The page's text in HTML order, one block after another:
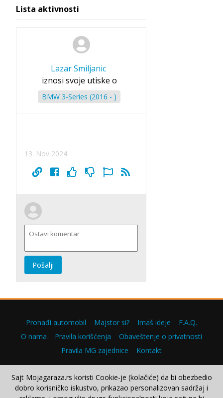
Lista aktivnosti
Lazar Smiljanic
iznosi svoje utiske o
BMW 3-Series (2016 - )
13. Nov 2024.
Pošalji
Pronađi automobil Majstor si? Imaš ideje
F.A.Q.
O nama
Pravila korišćenja
Obaveštenje o privatnosti
Pravila MG zajednice
Kontakt
Copyright © 2000–2026.
Sajt Mojagaraza.rs koristi Cookie-je (kolačiće) da bi obezbedio
dobro korisničko iskustvo, prikazao personalizovan sadržaj i